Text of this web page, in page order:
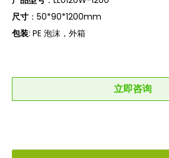
尺寸 ：50*90*1200mm
包装: PE 泡沫，外箱
立即咨询